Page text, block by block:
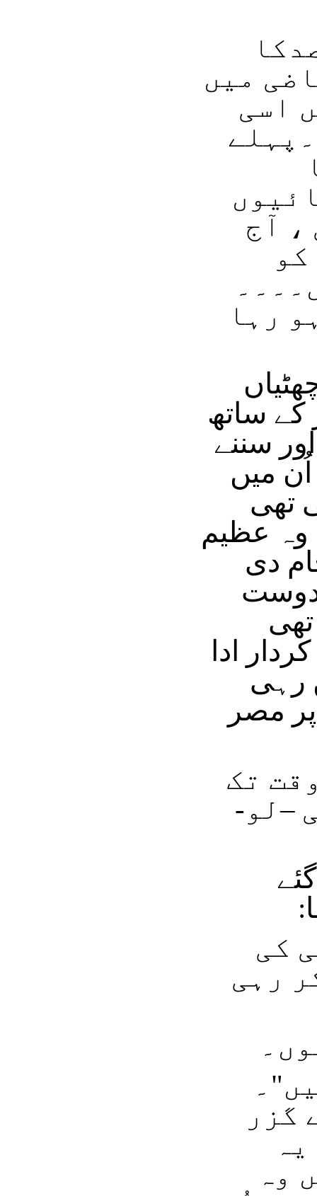
میں
اسی
، آج
رہا
ساتھ
سننے
میں
تھی
وہ عظیم
دی
ادا
رہی
مصر
تک
–لو-
کی
رہی
گزر
وہ